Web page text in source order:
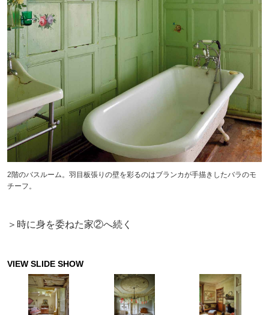
2階のバスルーム。羽目板張りの壁を彩るのはブランカが手描きしたバラのモ
チーフ。
＞時に身を委ねた家②へ続く